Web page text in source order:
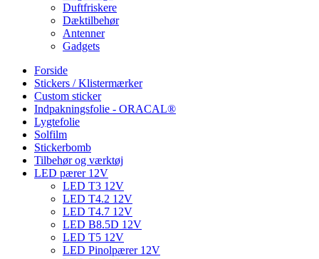
Duftfriskere
Dæktilbehør
Antenner
Gadgets
Forside
Stickers / Klistermærker
Custom sticker
Indpakningsfolie - ORACAL®
Lygtefolie
Solfilm
Stickerbomb
Tilbehør og værktøj
LED pærer 12V
LED T3 12V
LED T4.2 12V
LED T4.7 12V
LED B8.5D 12V
LED T5 12V
LED Pinolpærer 12V